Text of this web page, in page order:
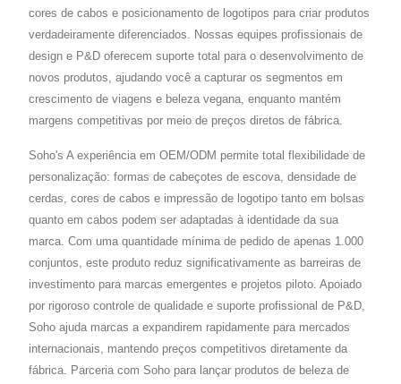
cores de cabos e posicionamento de logotipos para criar produtos
verdadeiramente diferenciados. Nossas equipes profissionais de
design e P&D oferecem suporte total para o desenvolvimento de
novos produtos, ajudando você a capturar os segmentos em
crescimento de viagens e beleza vegana, enquanto mantém
margens competitivas por meio de preços diretos de fábrica.
Soho's A experiência em OEM/ODM permite total flexibilidade de
personalização: formas de cabeçotes de escova, densidade de
cerdas, cores de cabos e impressão de logotipo tanto em bolsas
quanto em cabos podem ser adaptadas à identidade da sua
marca. Com uma quantidade mínima de pedido de apenas 1.000
conjuntos, este produto reduz significativamente as barreiras de
investimento para marcas emergentes e projetos piloto. Apoiado
por rigoroso controle de qualidade e suporte profissional de P&D,
Soho ajuda marcas a expandirem rapidamente para mercados
internacionais, mantendo preços competitivos diretamente da
fábrica. Parceria com Soho para lançar produtos de beleza de